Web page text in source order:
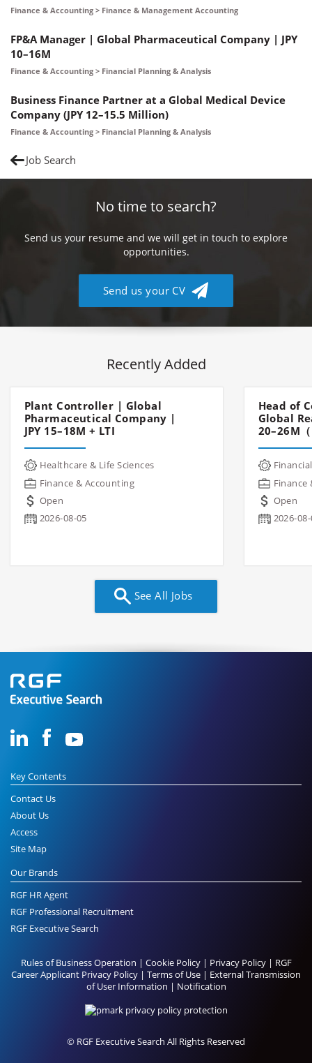
Finance & Accounting > Finance & Management Accounting
FP&A Manager | Global Pharmaceutical Company | JPY
10–16M
Finance & Accounting > Financial Planning & Analysis
Business Finance Partner at a Global Medical Device
Company (JPY 12–15.5 Million)
Finance & Accounting > Financial Planning & Analysis
Job Search
No time to search?
Send us your resume and we will get in touch to explore
opportunities.
Send us your CV
Recently Added
Plant Controller | Global
Pharmaceutical Company |
JPY 15–18M + LTI
Healthcare & Life Sciences
Finance & Accounting
Open
2026-08-05
Head of
Global
20–26M（
Finance
Open
2026-
See All Jobs
Key Contents
Contact Us
About Us
Access
Site Map
Our Brands
RGF HR Agent
RGF Professional Recruitment
RGF Executive Search
Rules of Business Operation | Cookie Policy| Privacy Policy| RGF
Career Applicant Privacy Policy | Terms of Use | External Transmission
of User Information | Notification
© RGF Executive Search All Rights Reserved